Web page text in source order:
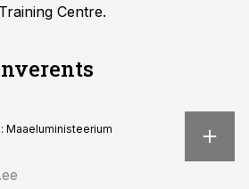
Centre.
Maaeluministeerium